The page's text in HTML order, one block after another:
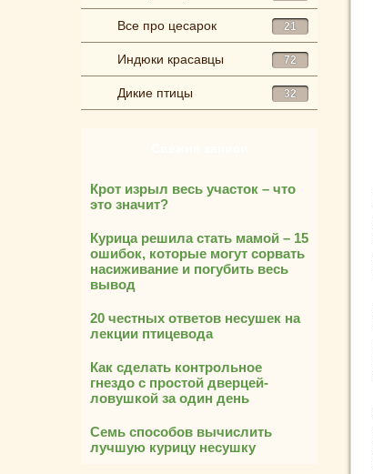
Все про цесарок 21
Индюки красавцы 72
Дикие птицы 32
Крот изрыл весь участок – что
это значит?
Курица решила стать мамой – 15
ошибок, которые могут сорвать
насиживание и погубить весь
вывод
20 честных ответов несушек на
лекции птицевода
Как сделать контрольное
гнездо с простой дверцей-
ловушкой за один день
Семь способов вычислить
лучшую курицу несушку